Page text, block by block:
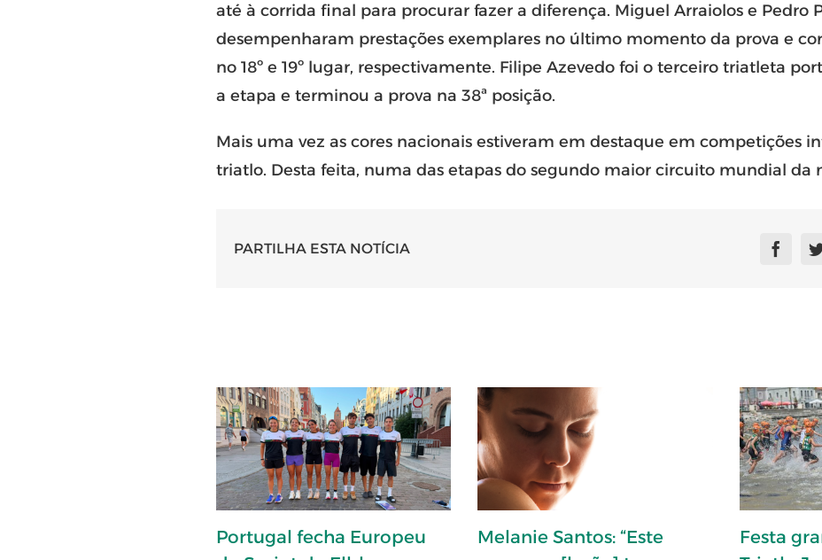
até à corrida final para procurar fazer a diferença. Miguel Arraiolos e Pedro
desempenharam prestações exemplares no último momento da prova e
no 18º e 19º lugar, respectivamente. Filipe Azevedo foi o terceiro triatleta
a etapa e terminou a prova na 38ª posição.
Mais uma vez as cores nacionais estiveram em destaque em competições
triatlo. Desta feita, numa das etapas do segundo maior circuito mundial da
PARTILHA ESTA NOTÍCIA
Portugal fecha Europeu
Melanie Santos: “Este
Festa